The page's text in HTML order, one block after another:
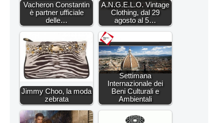
Vacheron Constantin
è partner ufficiale
delle…
A.N.G.E.L.O. Vintage
Clothing, dal 29
agosto al 5…
Jimmy Choo, la moda
zebrata
Settimana
Internazionale dei
Beni Culturali e
Ambientali